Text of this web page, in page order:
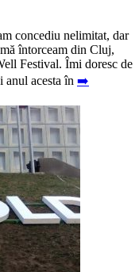
concediu nelimitat, dar
întorceam din Cluj,
Festival. Îmi doresc de
anul acesta în ➡️